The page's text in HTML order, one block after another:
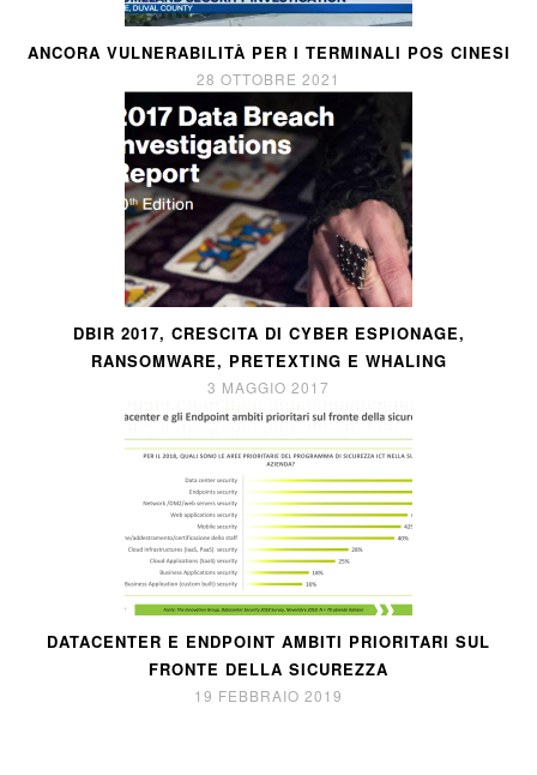
ANCORA VULNERABILITÀ PER I TERMINALI POS CINESI
28 OTTOBRE 2021
DBIR 2017, CRESCITA DI CYBER ESPIONAGE,
RANSOMWARE, PRETEXTING E WHALING
3 MAGGIO 2017
DATACENTER E ENDPOINT AMBITI PRIORITARI SUL
FRONTE DELLA SICUREZZA
19 FEBBRAIO 2019